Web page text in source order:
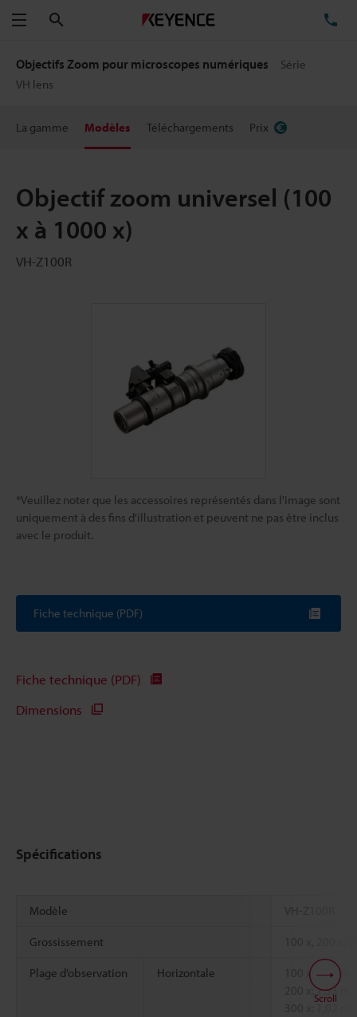
Menu
Objectifs Zoom pour microscopes numériques
Série
VH lens
La gamme Modèles Téléchargements Prix
Objectif zoom universel (100
x à 1000 x)
VH-Z100R
*Veuillez noter que les accessoires représentés dans l'image sont
uniquement à des fins d'illustration et peuvent ne pas être inclus
avec le produit.
Fiche technique (PDF)
Fiche technique (PDF)
Dimensions
Spécifications
Modèle VH-Z100R
Grossissement
Plage d’observation Horizontale
100 x: 3,05
200 x: 1,53
300 x: 1,02
Scroll